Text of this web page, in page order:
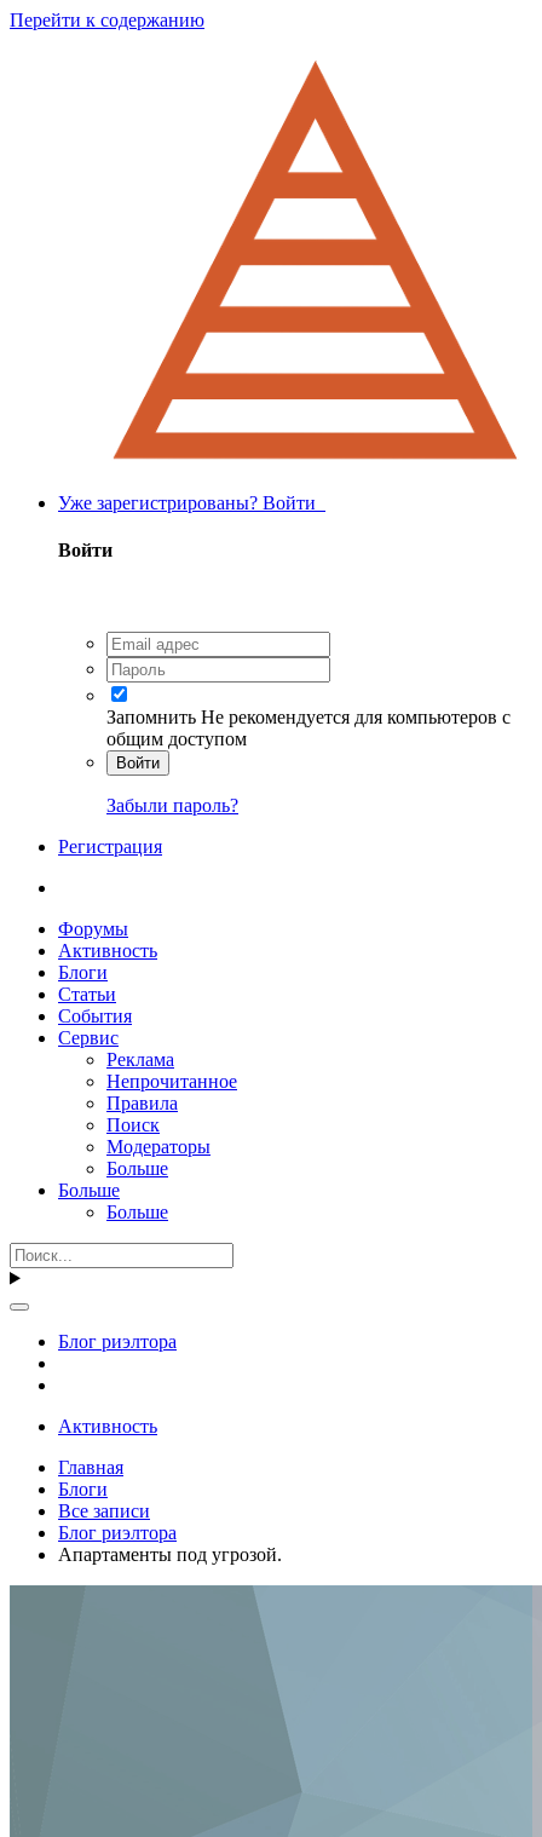
Перейти к содержанию
Уже зарегистрированы? Войти
Войти
Запомнить Не рекомендуется для компьютеров с
общим доступом
Войти
Забыли пароль?
Регистрация
Форумы
Активность
Блоги
Статьи
События
Сервис
Реклама
Непрочитанное
Правила
Поиск
Модераторы
Больше
Больше
Больше
Блог риэлтора
Активность
Главная
Блоги
Все записи
Блог риэлтора
Апартаменты под угрозой.